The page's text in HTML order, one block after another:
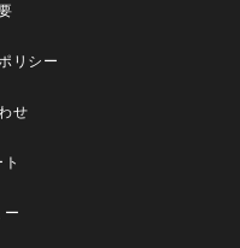
リシー
せ
ー